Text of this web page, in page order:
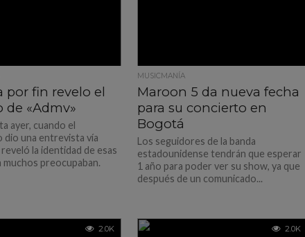
por fin revelo el
de «Admv»
ayer, cuando el
dio una entrevista vía
la identidad de esas
muchos preocupaban.
MUSICMANÍA
Maroon 5 da nueva fecha
para su concierto en
Bogotá
Los seguidores de la banda
estadounidense tendrán que esperar
1 año para poder ver su show, ya que
después de un comunicado...
2.0K 2.0K